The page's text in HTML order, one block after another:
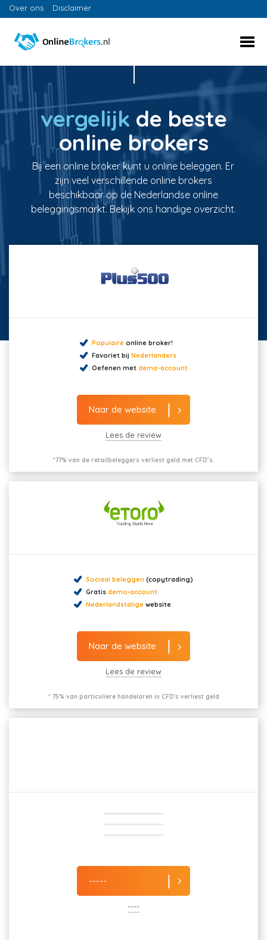
Over ons Disclaimer
vergelijk de beste
online brokers
Bij een online broker kunt u online beleggen. Er
zijn veel verschillende online brokers
beschikbaar op de Nederlandse online
beleggingsmarkt. Bekijk ons handige overzicht.
Populaireonline broker!
Favoriet bij Nederlanders
Oefenen met demo-account
Naar de website
Lees de review
*77% van de retailbeleggers verliest geld met CFD’s.
Sociaal beleggen (copytrading)
Gratis demo-account
Nederlandstalige website
Naar de website
Lees de review
* 75% van particuliere handelaren in CFD's verliest geld
-----
----